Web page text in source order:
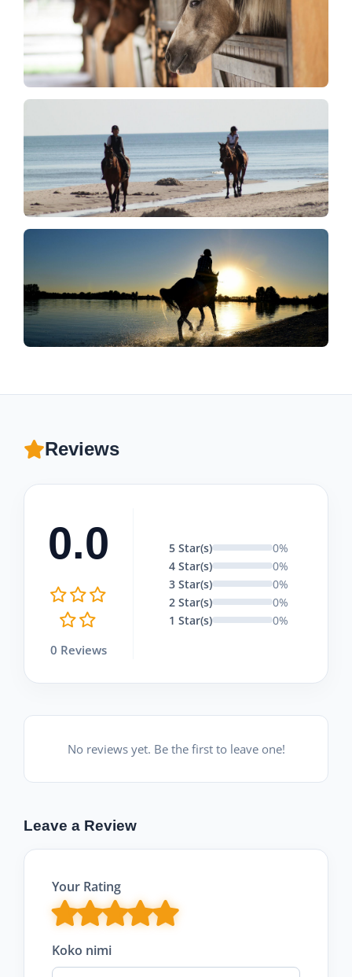
Reviews
0.0
0 Reviews
5 Star(s)
0%
4 Star(s)
0%
3 Star(s)
0%
2 Star(s)
0%
1 Star(s)
0%
No reviews yet. Be the first to leave one!
Leave a Review
Your Rating
Koko nimi